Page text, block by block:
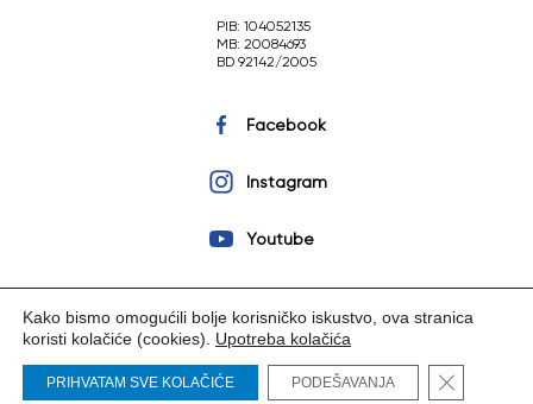
PIB: 104052135
MB: 20084693
BD 92142/2005
Facebook
Instagram
Youtube
Copyright © 2023 NIS a.d. Novi Sad. Sva prava zadržana.
Kako bismo omogućili bolje korisničko iskustvo, ova stranica
koristi kolačiće (cookies). Upotreba kolačića
PRIHVATAM SVE KOLAČIĆE PODEŠAVANJA Close